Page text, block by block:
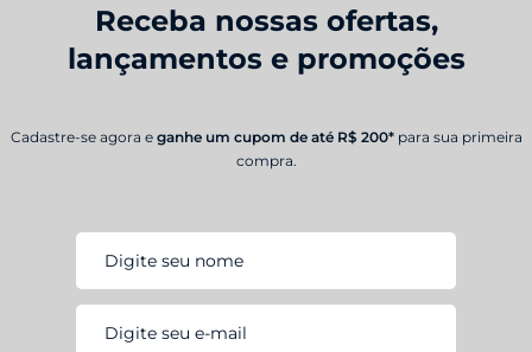
Receba nossas ofertas,
lançamentos e promoções
Cadastre-se agora e ganhe um cupom de até R$ 200* para sua primeira
compra.